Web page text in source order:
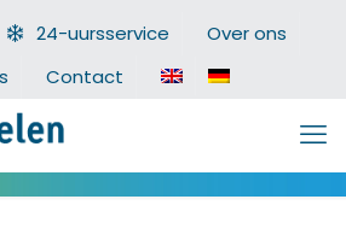
24-uursservice
Over ons
Contact